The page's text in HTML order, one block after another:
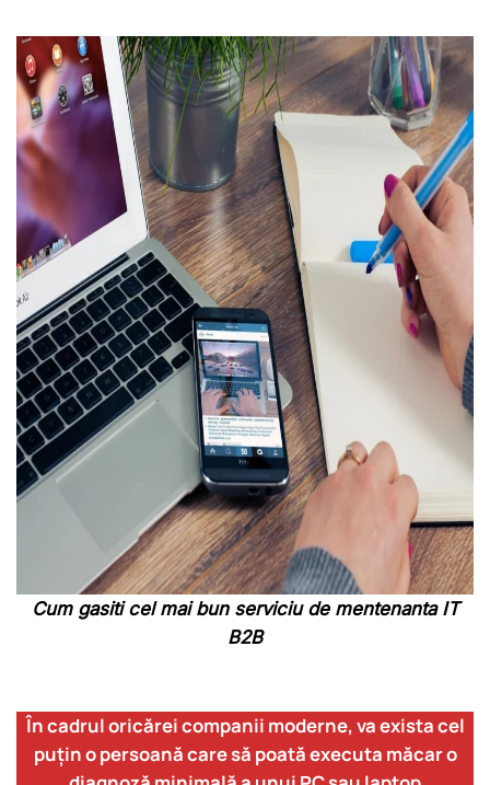
Cum gasiti cel mai bun serviciu de mentenanta IT
B2B
În cadrul oricărei companii moderne, va exista cel
puțin o persoană care să poată executa măcar o